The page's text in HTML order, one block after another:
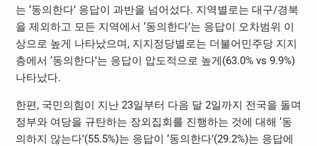
는 ‘동의한다’ 응답이 과반을 넘어섰다. 지역별로는 대구/경북
을 제외하고 모든 지역에서 ‘동의한다’는 응답이 오차범위 이
상으로 높게 나타났으며, 지지정당별로는 더불어민주당 지지
층에서 ‘동의한다’는 응답이 압도적으로 높게(63.0% vs 9.9%)
나타났다.
한편, 국민의힘이 지난 23일부터 다음 달 2일까지 전국을 돌며
정부와 여당을 규탄하는 장외집회를 진행하는 것에 대해 ‘동
의하지 않는다’(55.5%)는 응답이 ‘동의한다’(29.2%)는 응답에